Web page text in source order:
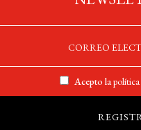
Acepto la